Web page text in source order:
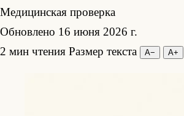
Медицинская проверка
Обновлено 16 июня 2026 г.
2 мин чтения Размер текста А− А+